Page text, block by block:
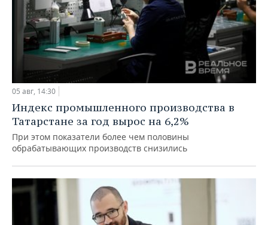
05 авг, 14:30
Индекс промышленного производства в
Татарстане за год вырос на 6,2%
При этом показатели более чем половины
обрабатывающих производств снизились